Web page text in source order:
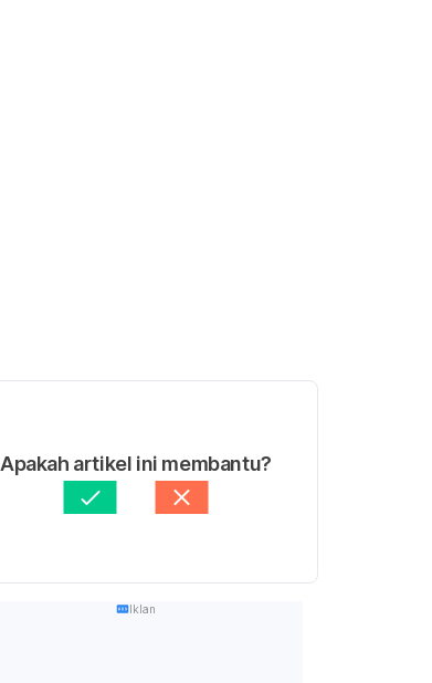
Apakah artikel ini membantu?
Iklan